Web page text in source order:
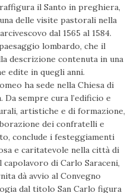
il Santo in preghiera,
delle visite pastorali nella
dal 1565 al 1584.
lombardo, che il
descrizione contenuta in una
edite in quegli anni.
ha sede nella Chiesa di
Da sempre cura l’edificio e
artistiche e di formazione,
dei confratelli e
conclude i festeggiamenti
e caritatevole nella città di
di Carlo Saraceni,
dà avvio al Convegno
dal titolo San Carlo figura